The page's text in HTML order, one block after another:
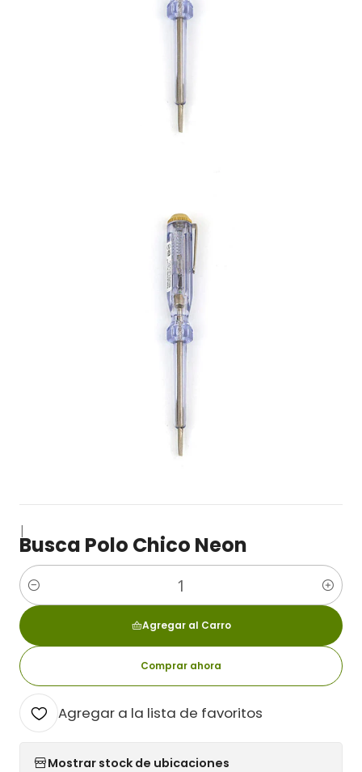
|
Busca Polo Chico Neon
Cantidad
Agregar al Carro
Comprar ahora
Agregar a la lista de favoritos
Mostrar stock de ubicaciones